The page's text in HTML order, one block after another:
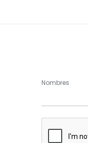
Nombres